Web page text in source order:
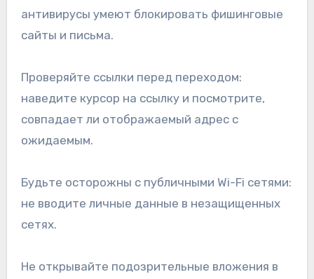
антивирусы умеют блокировать фишинговые
сайты и письма.
Проверяйте ссылки перед переходом:
наведите курсор на ссылку и посмотрите,
совпадает ли отображаемый адрес с
ожидаемым.
Будьте осторожны с публичными Wi-Fi сетями:
не вводите личные данные в незащищенных
сетях.
Не открывайте подозрительные вложения в